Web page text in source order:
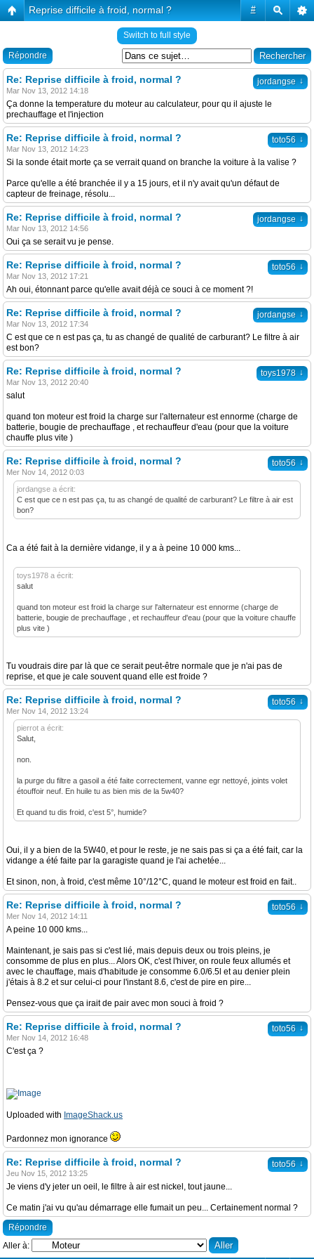
#
Reprise difficile à froid, normal ?
Switch to full style
Répondre
jordangse ↓
Re: Reprise difficile à froid, normal ?
Mar Nov 13, 2012 14:18
Ça donne la temperature du moteur au calculateur, pour qu il ajuste le
prechauffage et l'injection
toto56 ↓
Re: Reprise difficile à froid, normal ?
Mar Nov 13, 2012 14:23
Si la sonde était morte ça se verrait quand on branche la voiture à la valise ?
Parce qu'elle a été branchée il y a 15 jours, et il n'y avait qu'un défaut de
capteur de freinage, résolu...
jordangse ↓
Re: Reprise difficile à froid, normal ?
Mar Nov 13, 2012 14:56
Oui ça se serait vu je pense.
toto56 ↓
Re: Reprise difficile à froid, normal ?
Mar Nov 13, 2012 17:21
Ah oui, étonnant parce qu'elle avait déjà ce souci à ce moment ?!
jordangse ↓
Re: Reprise difficile à froid, normal ?
Mar Nov 13, 2012 17:34
C est que ce n est pas ça, tu as changé de qualité de carburant? Le filtre à air
est bon?
toys1978 ↓
Re: Reprise difficile à froid, normal ?
Mar Nov 13, 2012 20:40
salut
quand ton moteur est froid la charge sur l'alternateur est ennorme (charge de
batterie, bougie de prechauffage , et rechauffeur d'eau (pour que la voiture
chauffe plus vite )
toto56 ↓
Re: Reprise difficile à froid, normal ?
Mer Nov 14, 2012 0:03
jordangse a écrit:
C est que ce n est pas ça, tu as changé de qualité de carburant? Le filtre à air est
bon?
Ca a été fait à la dernière vidange, il y a à peine 10 000 kms...
toys1978 a écrit:
salut
quand ton moteur est froid la charge sur l'alternateur est ennorme (charge de
batterie, bougie de prechauffage , et rechauffeur d'eau (pour que la voiture chauffe
plus vite )
Tu voudrais dire par là que ce serait peut-être normale que je n'ai pas de
reprise, et que je cale souvent quand elle est froide ?
toto56 ↓
Re: Reprise difficile à froid, normal ?
Mer Nov 14, 2012 13:24
pierrot a écrit:
Salut,
non.
la purge du filtre a gasoil a été faite correctement, vanne egr nettoyé, joints volet
étouffoir neuf. En huile tu as bien mis de la 5w40?
Et quand tu dis froid, c'est 5°, humide?
Oui, il y a bien de la 5W40, et pour le reste, je ne sais pas si ça a été fait, car la
vidange a été faite par la garagiste quand je l'ai achetée...
Et sinon, non, à froid, c'est même 10°/12°C, quand le moteur est froid en fait..
toto56 ↓
Re: Reprise difficile à froid, normal ?
Mer Nov 14, 2012 14:11
A peine 10 000 kms...
Maintenant, je sais pas si c'est lié, mais depuis deux ou trois pleins, je
consomme de plus en plus... Alors OK, c'est l'hiver, on roule feux allumés et
avec le chauffage, mais d'habitude je consomme 6.0/6.5l et au denier plein
j'étais à 8.2 et sur celui-ci pour l'instant 8.6, c'est de pire en pire...
Pensez-vous que ça irait de pair avec mon souci à froid ?
toto56 ↓
Re: Reprise difficile à froid, normal ?
Mer Nov 14, 2012 16:48
C'est ça ?
Uploaded with ImageShack.us
Pardonnez mon ignorance
toto56 ↓
Re: Reprise difficile à froid, normal ?
Jeu Nov 15, 2012 13:25
Je viens d'y jeter un oeil, le filtre à air est nickel, tout jaune...
Ce matin j'ai vu qu'au démarrage elle fumait un peu... Certainement normal ?
Répondre
Aller à: